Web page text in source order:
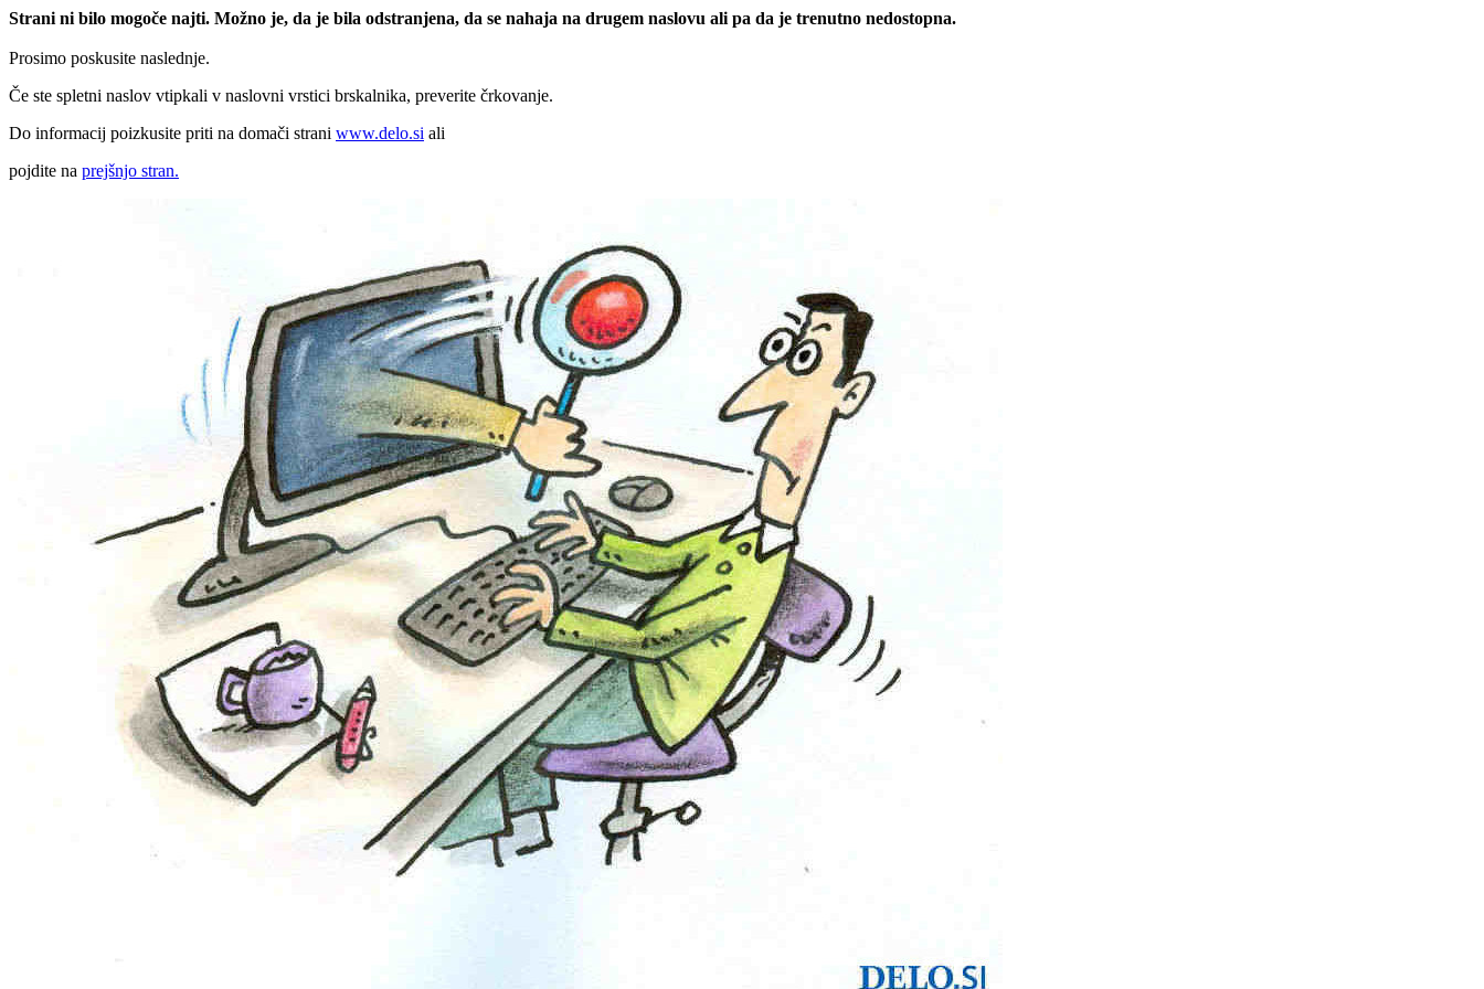
Strani ni bilo mogoče najti. Možno je, da je bila odstranjena, da se nahaja na drugem naslovu ali pa da je trenutno nedostopna.
Prosimo poskusite naslednje.
Če ste spletni naslov vtipkali v naslovni vrstici brskalnika, preverite črkovanje.
Do informacij poizkusite priti na domači strani www.delo.si ali
pojdite na prejšnjo stran.